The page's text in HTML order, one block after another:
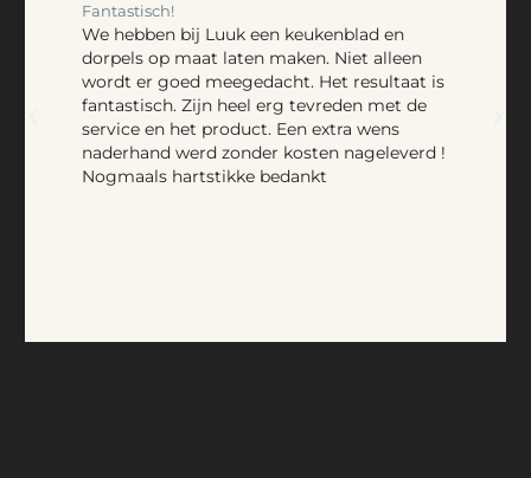
Fantastisch!
We hebben bij Luuk een keukenblad en
dorpels op maat laten maken. Niet alleen
wordt er goed meegedacht. Het resultaat is
fantastisch. Zijn heel erg tevreden met de
service en het product. Een extra wens
naderhand werd zonder kosten nageleverd !
Nogmaals hartstikke bedankt